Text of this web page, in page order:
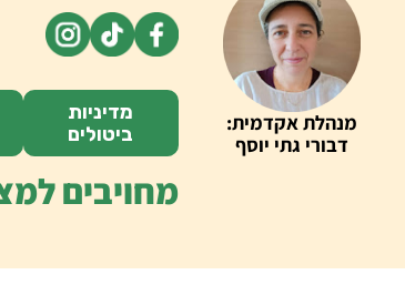
מנהלת אקדמית:
דבורי גתי יוסף
מדיניות
ביטולים
מחויבים